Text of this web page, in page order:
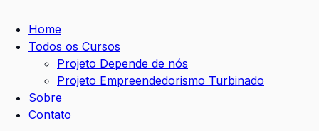
Home
Todos os Cursos
Projeto Depende de nós
Projeto Empreendedorismo Turbinado
Sobre
Contato